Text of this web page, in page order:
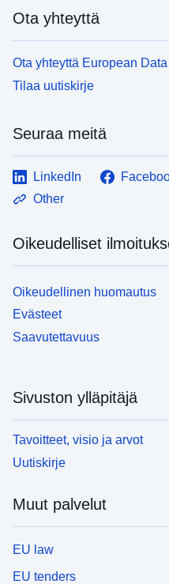
(osaston
ja erot johtuvat pääasiassa
kuvitteellinen laajennus
nyt avointa dataa,
vaihtelee alle 1
GeoBretagnessa, mikä ei
Ota yhteyttä
Ota yhteyttä European
Tilaa uutiskirje
Seuraa meitä
LinkedIn
Other
Oikeudelliset
Oikeudellinen huomautus
Evästeet
Saavutettavuus
Sivuston ylläpitäjä
Tavoitteet, visio ja arvot
Uutiskirje
Muut palvelut
EU law
EU tenders